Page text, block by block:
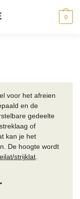
0
voor het afreien
en de
gedeelte
of
kan je het
De hoogte wordt
strijklat.